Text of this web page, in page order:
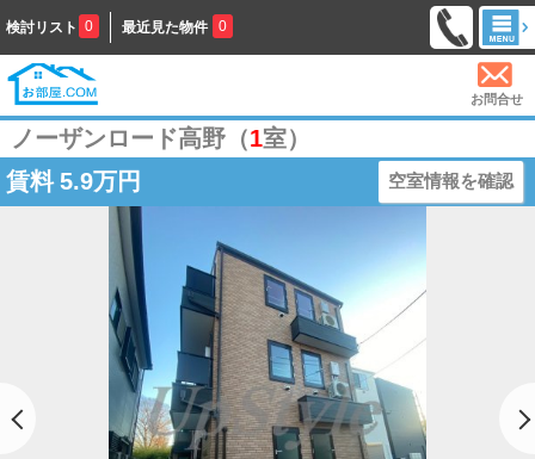
検討リスト 0 最近見た物件 0
お問合せ
ノーザンロード高野（1室）
賃料 5.9万円 空室情報を確認